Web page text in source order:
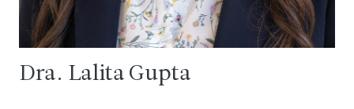
Dra. Lalita Gupta